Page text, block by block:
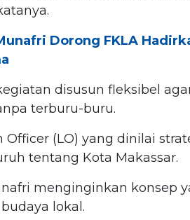
Dorong FKLA
disusun fleksibel
terburu-buru.
(LO) yang dinilai
tentang Kota Makassar.
menginginkan konsep
lokal.